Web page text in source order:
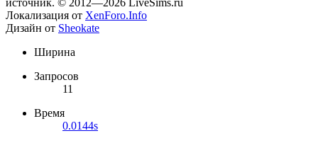
источник. © 2012—2026 LiveSims.ru
Локализация от XenForo.Info
Дизайн от Sheokate
Ширина
Запросов
11
Время
0.0144s